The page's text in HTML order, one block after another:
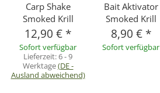
Carp Shake
Smoked Krill
12,90 € *
Sofort verfügbar
Lieferzeit:6 - 9
Werktage(DE -
Ausland abweichend)
Bait Aktivator
Smoked Krill
8,90 € *
Sofort verfügbar